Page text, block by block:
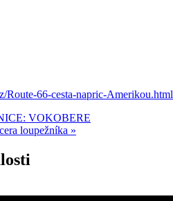
Route-66-cesta-napric-Amerikou.html
VOKOBERE
loupežníka »